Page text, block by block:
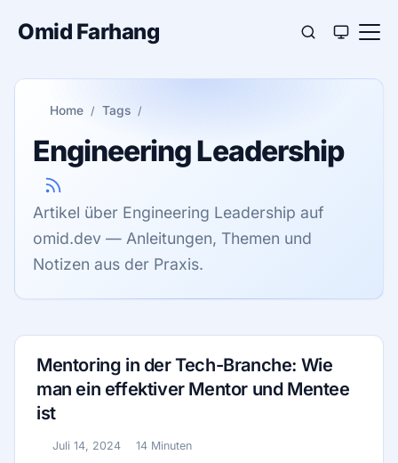
Omid Farhang
Home Tags
Engineering Leadership
Artikel über Engineering Leadership auf
omid.dev — Anleitungen, Themen und
Notizen aus der Praxis.
Mentoring in der Tech-Branche: Wie
man ein effektiver Mentor und Mentee
ist
Veröffentlicht:
Juli 14, 2024
Lesezeit:
14 Minuten